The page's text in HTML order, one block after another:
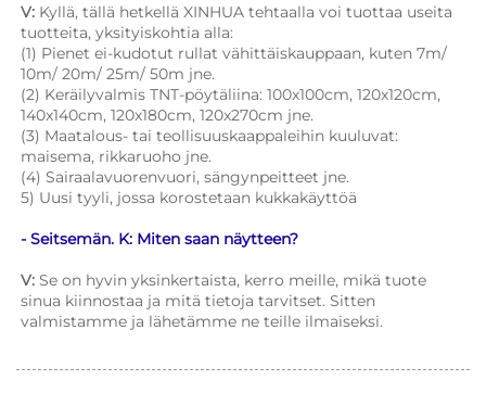
V: Kyllä, tällä hetkellä XINHUA tehtaalla voi tuottaa useita
tuotteita, yksityiskohtia alla:
(1) Pienet ei-kudotut rullat vähittäiskauppaan, kuten 7m/
10m/ 20m/ 25m/ 50m jne.
(2) Keräilyvalmis TNT-pöytäliina: 100x100cm, 120x120cm,
140x140cm, 120x180cm, 120x270cm jne.
(3) Maatalous- tai teollisuuskaappaleihin kuuluvat:
maisema, rikkaruoho jne.
(4) Sairaalavuorenvuori, sängynpeitteet jne.
5) Uusi tyyli, jossa korostetaan kukkakäyttöä
- Seitsemän. K: Miten saan näytteen?
V: Se on hyvin yksinkertaista, kerro meille, mikä tuote
sinua kiinnostaa ja mitä tietoja tarvitset. Sitten
valmistamme ja lähetämme ne teille ilmaiseksi.